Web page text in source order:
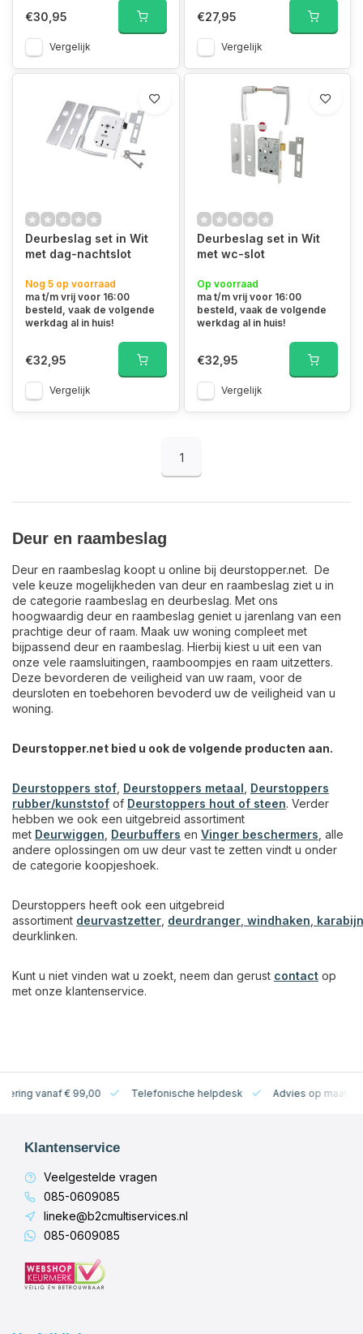
€30,95
Vergelijk
€27,95
Vergelijk
Deurbeslag set in Wit
met dag-nachtslot
Nog 5 op voorraad
ma t/m vrij voor 16:00
besteld, vaak de volgende
werkdag al in huis!
€32,95
Vergelijk
Deurbeslag set in Wit
met wc-slot
Op voorraad
ma t/m vrij voor 16:00
besteld, vaak de volgende
werkdag al in huis!
€32,95
Vergelijk
1
Deur en raambeslag
Deur en raambeslag koopt u online bij deurstopper.net. De
vele keuze mogelijkheden van deur en raambeslag ziet u in
de categorie raambeslag en deurbeslag. Met ons
hoogwaardig deur en raambeslag geniet u jarenlang van een
prachtige deur of raam. Maak uw woning compleet met
bijpassend deur en raambeslag. Hierbij kiest u uit een van
onze vele raamsluitingen, raamboompjes en raam uitzetters.
Deze bevorderen de veiligheid van uw raam, voor de
deursloten en toebehoren bevoderd uw de veiligheid van u
woning.
Deurstopper.net bied u ook de volgende producten aan.
Deurstoppers stof Deurstoppers metaal Deurstoppers
rubber/kunststof of Deurstoppers hout of steen. Verder
hebben we ook een uitgebreid assortiment
met Deurwiggen Deurbuffers en Vinger beschermers , alle
andere oplossingen om uw deur vast te zetten vindt u onder
de categorie koopjeshoek.
Deurstoppers heeft ook een uitgebreid
assortiment deurvastzetter deurdranger windhaken
deurklinken.
Kunt u niet vinden wat u zoekt, neem dan gerust contact op
met onze klantenservice.
vanaf € 99,00 Telefonische helpdesk Advies op maat
Klantenservice
Veelgestelde vragen
085-0609085
lineke@b2cmultiservices.nl
085-0609085